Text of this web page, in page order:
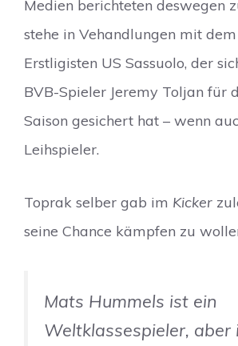
Medien berichteten deswegen
stehe in Vehandlungen mit
Erstligisten US Sassuolo, der
BVB-Spieler Jeremy Toljan für
Saison gesichert hat – wenn
Leihspieler.
Toprak selber gab im Kicker
seine Chance kämpfen zu
Mats Hummels ist ein
Weltklassespieler, aber